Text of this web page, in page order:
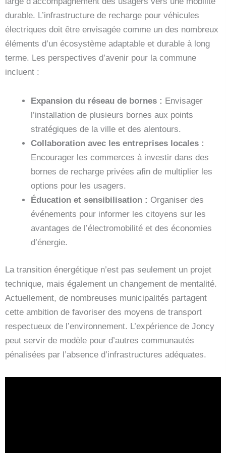
durable. L’infrastructure de recharge pour véhicules
électriques doit être envisagée comme un des nombreux
éléments d’un écosystème adaptable et durable à long
terme. Les perspectives d’avenir pour la commune
incluent :
Expansion du réseau de bornes : Envisager
l’installation de plusieurs bornes aux points
stratégiques de la ville et des alentours.
Collaboration avec les entreprises locales :
Encourager les commerces à investir dans des
bornes de recharge privées afin de multiplier les
options pour les usagers.
Éducation et sensibilisation : Organiser des
événements pour informer les citoyens sur les
avantages de l’électromobilité et des économies
d’énergie.
La transition énergétique n’est pas seulement un projet
technique, mais également un changement de mentalité.
Actuellement, de nombreuses municipalités partagent
cette ambition de favoriser des moyens de transport
respectueux de l’environnement. L’expérience de Joncy
peut servir de modèle pour d’autres communautés
pénalisées par l’absence d’infrastructures adéquates.